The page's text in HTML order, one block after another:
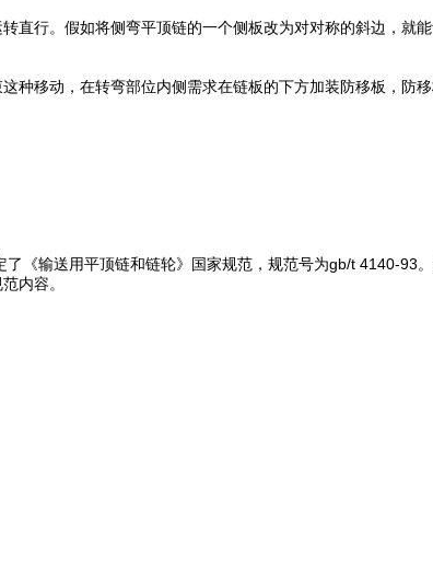
行。假如将侧弯平顶链的一个侧板改为对对称的斜边，就
移动，在转弯部位内侧需求在链板的下方加装防移板，防
《输送用平顶链和链轮》国家规范，规范号为gb/t 4140-93
内容。